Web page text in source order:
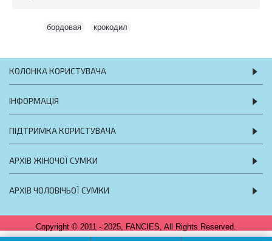
бордовая крокодил
КОЛОНКА КОРИСТУВАЧА
ІНФОРМАЦІЯ
ПІДТРИМКА КОРИСТУВАЧА
АРХІВ ЖІНОЧОЇ СУМКИ
АРХІВ ЧОЛОВІЧЬОЇ СУМКИ
Copyright © 2011 - 2025, FANCIES, All Rights Reserved.